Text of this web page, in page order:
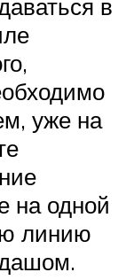
в
уже на
на одной
линию